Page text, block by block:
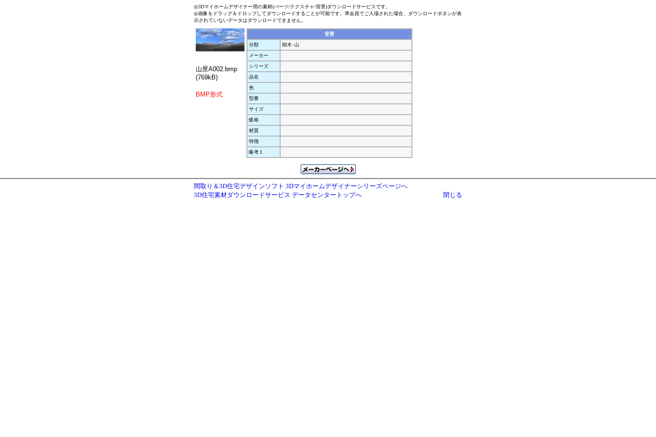
◎3Dマイホームデザイナー用の素材(パーツ/テクスチャ/背景)ダウンロードサービスです。
◎画像をドラッグ＆ドロップしてダウンロードすることが可能です。準会員でご入場された場合、ダウンロードボタンが表
示されていないデータはダウンロードできません。
山景A002.bmp
(769kB)
BMP形式
背景
分類
樹木･山
メーカー
シリーズ
品名
色
型番
サイズ
価格
材質
特徴
備考１
間取り＆3D住宅デザインソフト 3Dマイホームデザイナーシリーズページへ
3D住宅素材ダウンロードサービス データセンタートップへ
閉じる